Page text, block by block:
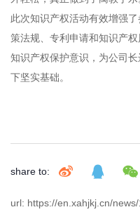
此次知识产权活动有效增强
策法规、专利申请和知识产
知识产权保护意识，为公司
下坚实基础。
share to:
url: https://en.xahjkj.cn/